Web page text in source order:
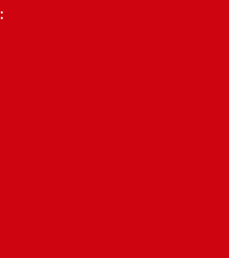
en Cámaras
con los principales
que puedas confiar.